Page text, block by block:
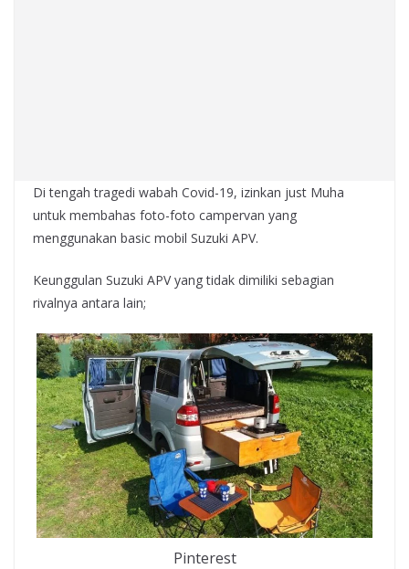
Di tengah tragedi wabah Covid-19, izinkan just Muha
untuk membahas foto-foto campervan yang
menggunakan basic mobil Suzuki APV.
Keunggulan Suzuki APV yang tidak dimiliki sebagian
rivalnya antara lain;
Pinterest